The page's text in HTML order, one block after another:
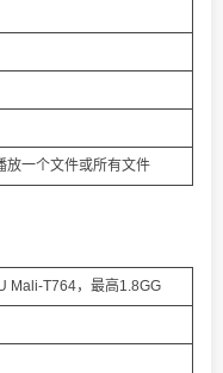
放一个文件或所有文件
Mali-T764，最高1.8GG